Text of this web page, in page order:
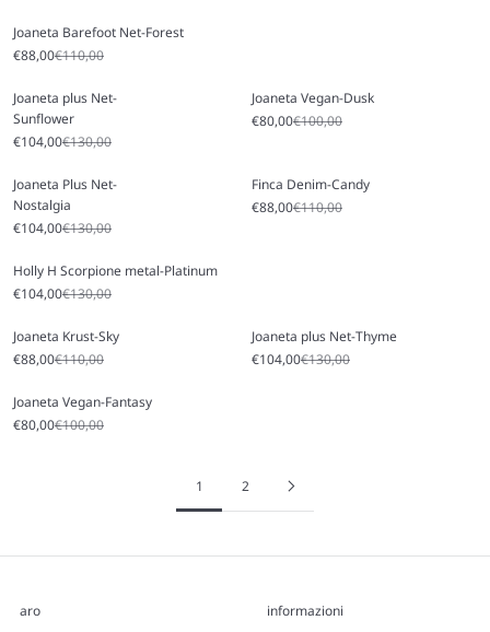
Joaneta Barefoot Net-Forest
Prezzo scontato
€88,00Prezzo
€110,00
Joaneta plus Net-
Sunflower
Prezzo scontato
€104,00Prezzo
€130,00
Joaneta Vegan-Dusk
Prezzo scontato
€80,00Prezzo
€100,00
Joaneta Plus Net-
Nostalgia
Prezzo scontato
€104,00Prezzo
€130,00
Finca Denim-Candy
Prezzo scontato
€88,00Prezzo
€110,00
Holly H Scorpione metal-Platinum
Prezzo scontato
€104,00Prezzo
€130,00
Joaneta Krust-Sky
Prezzo scontato
€88,00Prezzo
€110,00
Joaneta plus Net-Thyme
Prezzo scontato
€104,00Prezzo
€130,00
Joaneta Vegan-Fantasy
Prezzo scontato
€80,00Prezzo
€100,00
1 2
aro informazioni